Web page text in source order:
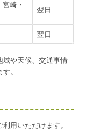
宮崎 ・
翌日
翌日
や天候、交通事情
。
用いただけます。